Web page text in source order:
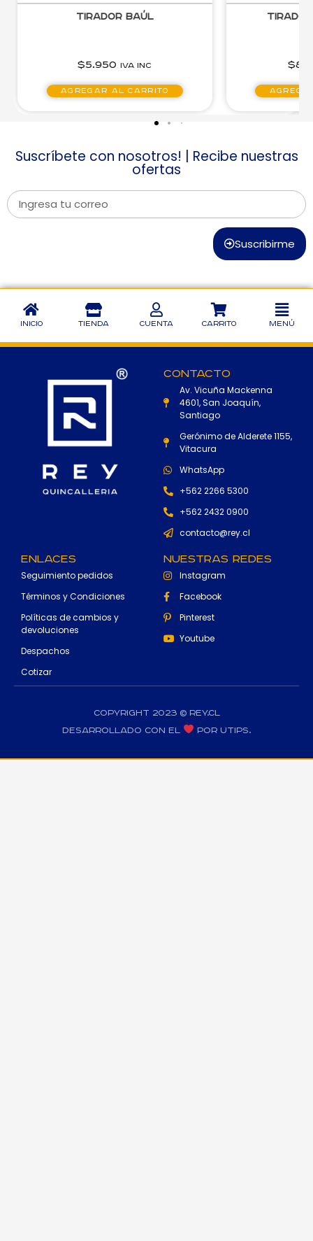
Tirador Baúl
$5.950 IVA inc
Agregar al carrito
Tirador
$
Suscríbete con nosotros! | Recibe nuestras
ofertas
Suscribirme
Inicio Tienda Cuenta Carrito Menú
Contacto
Av. Vicuña Mackenna
4601, San Joaquín,
Santiago
Gerónimo de Alderete 1155,
Vitacura
WhatsApp
+562 2266 5300
+562 2432 0900
contacto@rey.cl
Enlaces
Seguimiento pedidos
Términos y Condiciones
Políticas de cambios y
devoluciones
Despachos
Cotizar
Nuestras Redes
Instagram
Facebook
Pinterest
Youtube
Copyright 2023 © rey.cl
Desarrollado con el
por Utips.